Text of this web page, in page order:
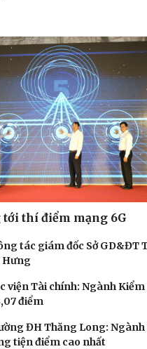
tới thí điểm mạng 6G
tác giám đốc Sở GD&ĐT
Hưng
viện Tài chính: Ngành
điểm
ĐH Thăng Long:
tiện điểm cao nhất